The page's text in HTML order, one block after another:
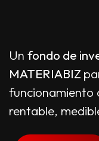
Un fondo de
MATERIABIZ
funcionamiento
rentable,